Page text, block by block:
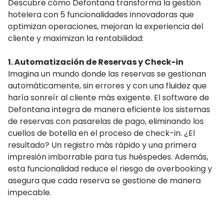
Descubre cómo Defontana transforma la gestión
hotelera con 5 funcionalidades innovadoras que
optimizan operaciones, mejoran la experiencia del
cliente y maximizan la rentabilidad:
1. Automatización de Reservas y Check-in
Imagina un mundo donde las reservas se gestionan
automáticamente, sin errores y con una fluidez que
haría sonreír al cliente más exigente. El software de
Defontana integra de manera eficiente los sistemas
de reservas con pasarelas de pago, eliminando los
cuellos de botella en el proceso de check-in. ¿El
resultado? Un registro más rápido y una primera
impresión imborrable para tus huéspedes. Además,
esta funcionalidad reduce el riesgo de overbooking y
asegura que cada reserva se gestione de manera
impecable.